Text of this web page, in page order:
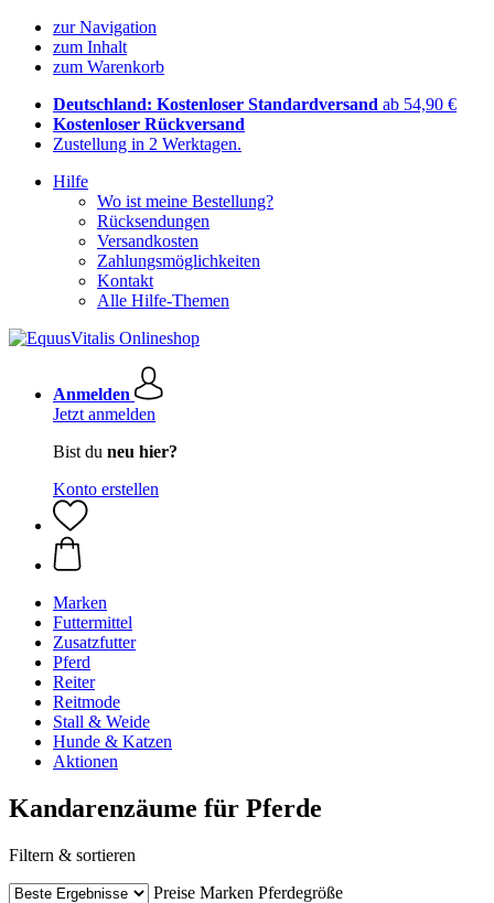
zur Navigation
zum Inhalt
zum Warenkorb
Deutschland: Kostenloser Standardversand ab 54,90 €
Kostenloser Rückversand
Zustellung in 2 Werktagen.
Hilfe
Wo ist meine Bestellung?
Rücksendungen
Versandkosten
Zahlungsmöglichkeiten
Kontakt
Alle Hilfe-Themen
Anmelden
Jetzt anmelden
Bist du neu hier?
Konto erstellen
Marken
Futtermittel
Zusatzfutter
Pferd
Reiter
Reitmode
Stall & Weide
Hunde & Katzen
Aktionen
Kandarenzäume für Pferde
Filtern & sortieren
Preise Marken Pferdegröße